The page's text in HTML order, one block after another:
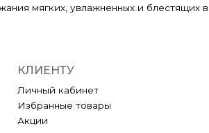
мягких, увлажненных и блестящих
КЛИЕНТУ
Личный кабинет
Избранные товары
Акции